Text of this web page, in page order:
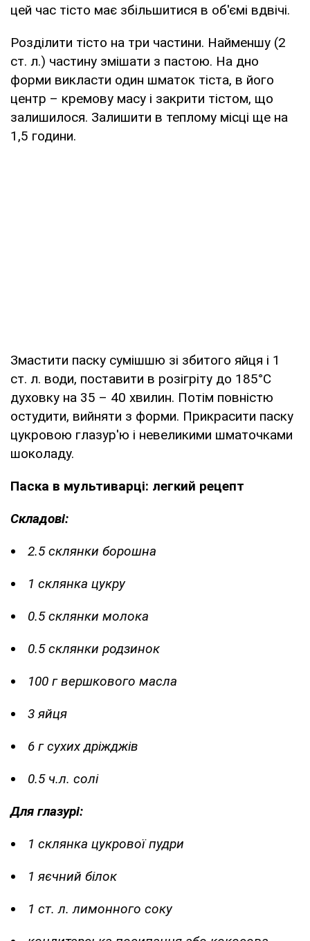
цей час тісто має збільшитися в об'ємі вдвічі.
Розділити тісто на три частини. Найменшу (2
ст. л.) частину змішати з пастою. На дно
форми викласти один шматок тіста, в його
центр – кремову масу і закрити тістом, що
залишилося. Залишити в теплому місці ще на
1,5 години.
Змастити паску сумішшю зі збитого яйця і 1
ст. л. води, поставити в розігріту до 185°С
духовку на 35 – 40 хвилин. Потім повністю
остудити, вийняти з форми. Прикрасити паску
цукровою глазур'ю і невеликими шматочками
шоколаду.
Паска в мультиварці: легкий рецепт
Складові:
2.5 склянки борошна
1 склянка цукру
0.5 склянки молока
0.5 склянки родзинок
100 г вершкового масла
3 яйця
6 г сухих дріжджів
0.5 ч.л. солі
Для глазурі:
1 склянка цукрової пудри
1 яєчний білок
1 ст. л. лимонного соку